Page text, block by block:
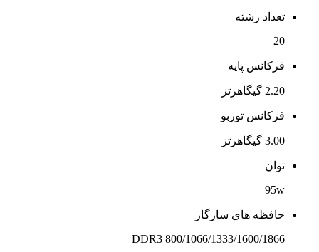
تعداد رشته
20
فرکانس پایه
2.20 گیگاهرتز
فرکانس توربو
3.00 گیگاهرتز
توان
95w
حافظه های سازگار
DDR3 800/1066/1333/1600/1866